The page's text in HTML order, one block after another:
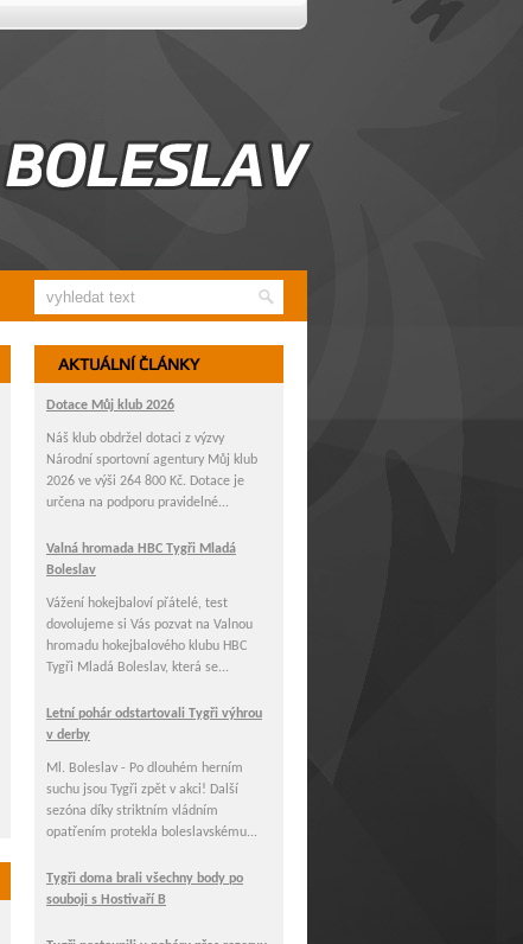
AKTUÁLNÍ ČLÁNKY
Dotace Můj klub 2026
Náš klub obdržel dotaci z výzvy
Národní sportovní agentury Můj klub
2026 ve výši 264 800 Kč. Dotace je
určena na podporu pravidelné...
Valná hromada HBC Tygři Mladá
Boleslav
Vážení hokejbaloví přátelé, test
dovolujeme si Vás pozvat na Valnou
hromadu hokejbalového klubu HBC
Tygři Mladá Boleslav, která se...
Letní pohár odstartovali Tygři výhrou
v derby
Ml. Boleslav - Po dlouhém herním
suchu jsou Tygři zpět v akci! Další
sezóna díky striktním vládním
opatřením protekla boleslavskému...
Tygři doma brali všechny body po
souboji s Hostivaří B